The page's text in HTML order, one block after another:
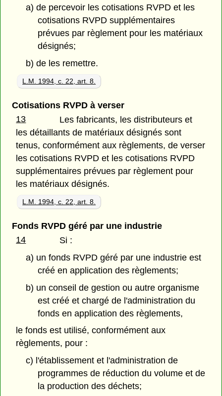
a) de percevoir les cotisations RVPD et les
cotisations RVPD supplémentaires
prévues par règlement pour les matériaux
désignés;
b) de les remettre.
L.M. 1994, c. 22, art. 8.
Cotisations RVPD à verser
13
Les fabricants, les distributeurs et
les détaillants de matériaux désignés sont
tenus, conformément aux règlements, de verser
les cotisations RVPD et les cotisations RVPD
supplémentaires prévues par règlement pour
les matériaux désignés.
L.M. 1994, c. 22, art. 8.
Fonds RVPD géré par une industrie
14
Si :
a) un fonds RVPD géré par une industrie est
créé en application des règlements;
b) un conseil de gestion ou autre organisme
est créé et chargé de l'administration du
fonds en application des règlements,
le fonds est utilisé, conformément aux
règlements, pour :
c) l'établissement et l'administration de
programmes de réduction du volume et de
la production des déchets;